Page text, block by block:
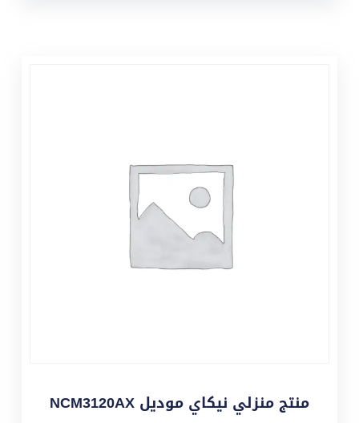
منتج منزلي نيكاي موديل NCM3120AX